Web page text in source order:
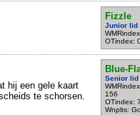
Fizzle
Junior lid
OTindex:
Blue-
Senior lid
156
OTindex:
Wnplts:
hij een gele kaart
te schorsen.